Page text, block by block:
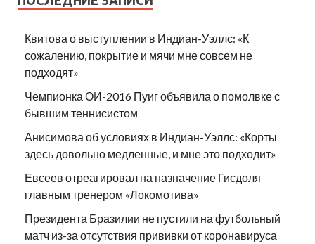
Квитова о выступлении в Индиан-Уэллс: «К
сожалению, покрытие и мячи мне совсем не
подходят»
Чемпионка ОИ-2016 Пуиг объявила о помолвке с
бывшим теннисистом
Анисимова об условиях в Индиан-Уэллс: «Корты
здесь довольно медленные, и мне это подходит»
Евсеев отреагировал на назначение Гисдоля
главным тренером «Локомотива»
Президента Бразилии не пустили на футбольный
матч из-за отсутствия прививки от коронавируса